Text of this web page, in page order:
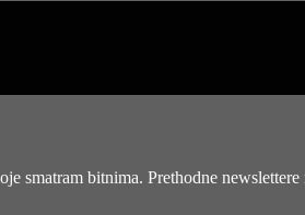
smatram bitnima. Prethodne newslettere